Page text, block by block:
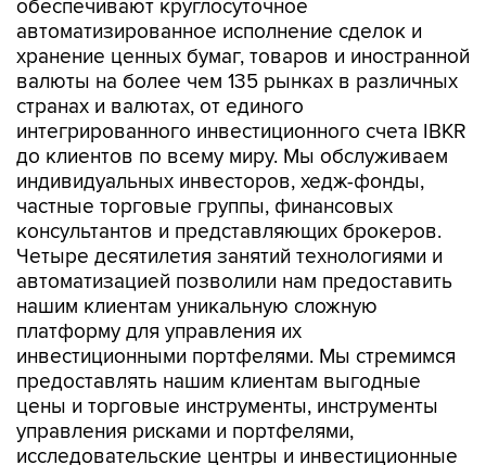
обеспечивают круглосуточное
автоматизированное исполнение сделок и
хранение ценных бумаг, товаров и иностранной
валюты на более чем 135 рынках в различных
странах и валютах, от единого
интегрированного инвестиционного счета IBKR
до клиентов по всему миру. Мы обслуживаем
индивидуальных инвесторов, хедж-фонды,
частные торговые группы, финансовых
консультантов и представляющих брокеров.
Четыре десятилетия занятий технологиями и
автоматизацией позволили нам предоставить
нашим клиентам уникальную сложную
платформу для управления их
инвестиционными портфелями. Мы стремимся
предоставлять нашим клиентам выгодные
цены и торговые инструменты, инструменты
управления рисками и портфелями,
исследовательские центры и инвестиционные